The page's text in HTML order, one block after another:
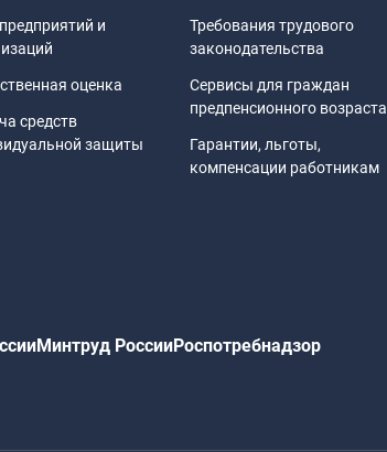
и
оценка
средств
защиты
Требования трудового
законодательства
Сервисы для граждан
предпенсионного возраста
Гарантии, льготы,
компенсации работникам
Минтруд РоссииРоспотребнадзор